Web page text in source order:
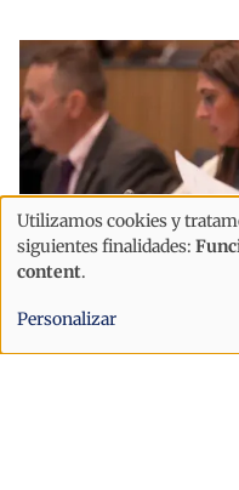
Uso
de
datos
personales
Utilizamos cookies y
siguientes finalidades:
content.
Personalizar